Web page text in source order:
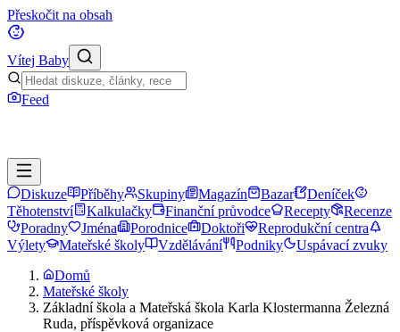
Přeskočit na obsah
Vítej Baby
Feed
Diskuze Příběhy Skupiny Magazín Bazar
Deníček
Těhotenství
Kalkulačky Finanční průvodce Recepty
Recenze
Poradny
Jména Porodnice Doktoři
Reprodukční centra
Výlety
Mateřské školy Vzdělávání Podniky
Uspávací zvuky
Domů
Mateřské školy
Základní škola a Mateřská škola Karla Klostermanna Železná
Ruda, příspěvková organizace